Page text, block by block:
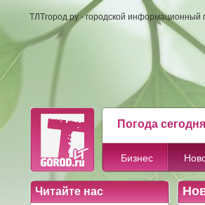
ТЛТгород.ру - городской информационный
Погода сегодня
Бизнес
Читайте нас